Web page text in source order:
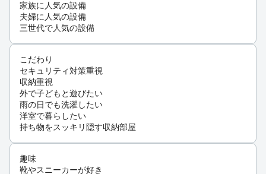
家族に人気の設備
夫婦に人気の設備
三世代で人気の設備
こだわり
セキュリティ対策重視
収納重視
外で子どもと遊びたい
雨の日でも洗濯したい
洋室で暮らしたい
持ち物をスッキリ隠す収納部屋
趣味
靴やスニーカーが好き